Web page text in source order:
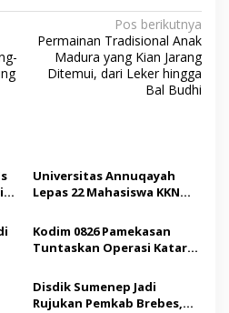
Pos berikutnya
Permainan Tradisional Anak
Madura yang Kian Jarang
Ditemui, dari Leker hingga
Bal Budhi
Universitas Annuqayah
Lepas 22 Mahasiswa KKN
Saudi
Kodim 0826 Pamekasan
Tuntaskan Operasi Katarak
Tindakan Medis
Disdik Sumenep Jadi
Rujukan Pemkab Brebes,